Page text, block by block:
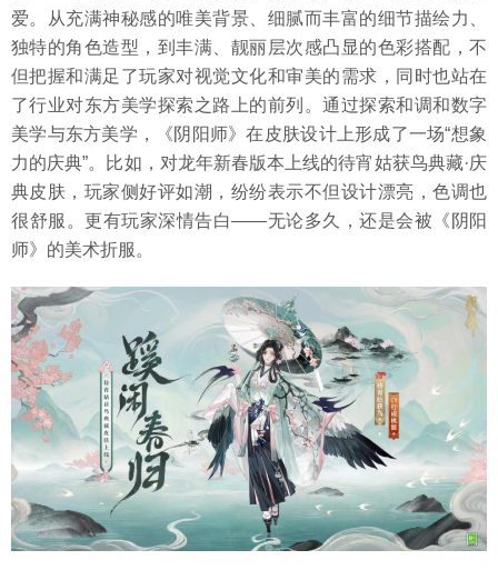
爱。从充满神秘感的唯美背景、细腻而丰富的细节描绘力、
独特的角色造型，到丰满、靓丽层次感凸显的色彩搭配，不
但把握和满足了玩家对视觉文化和审美的需求，同时也站在
了行业对东方美学探索之路上的前列。通过探索和调和数字
美学与东方美学，《阴阳师》在皮肤设计上形成了一场“想象
力的庆典”。比如，对龙年新春版本上线的待宵姑获鸟典藏·庆
典皮肤，玩家侧好评如潮，纷纷表示不但设计漂亮，色调也
很舒服。更有玩家深情告白——无论多久，还是会被《阴阳
师》的美术折服。